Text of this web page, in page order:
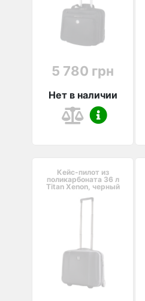
5 780 грн
Нет в наличии
Кейс-пилот из
поликарбоната 36 л
Titan Xenon, черный